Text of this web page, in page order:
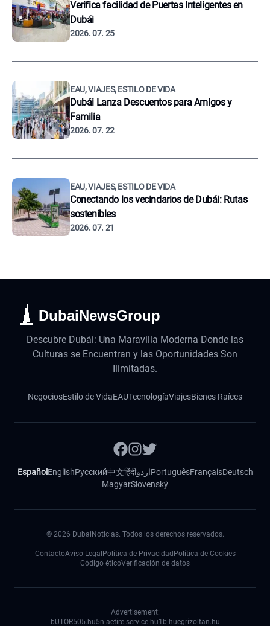
Verifica facilidad de Puertas Inteligentes en
Dubái
2026. 07. 25
EAU, VIAJES, ESTILO DE VIDA
Dubái Lanza Descuentos para Amigos y
Familia
2026. 07. 22
EAU, VIAJES, ESTILO DE VIDA
Conectando los vecindarios de Dubái: Rutas
sostenibles
2026. 07. 21
DubaiNewsGroup
Descubre Dubái: Una Maravilla Moderna Donde las
Culturas se Encuentran y las Oportunidades Son
Ilimitadas.
NegociosEstilo de VidaEAUTecnologíaViajesBienes Raíces
Español EnglishРусский中文हिंदीاردوPortuguêsFrançaisDeutsch
MagyarSlovenský
© 2026 DubaiNoticias. Todos los derechos reservados.
ContactoAviso Legal Política de Privacidad Política de Cookies
Código éticoVerificación de datos
Advertisement:
bUTOR505.hu5n.aetire-service.hu1b.huegrizoltan.hu